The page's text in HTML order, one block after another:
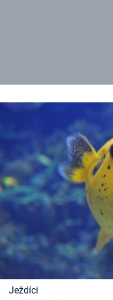
Ježdíci